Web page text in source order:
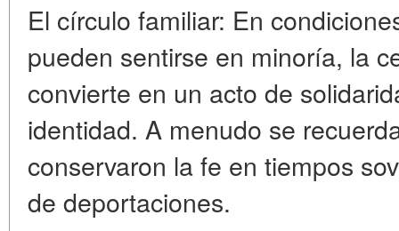
El círculo familiar: En
pueden sentirse en minoría, la
convierte en un acto de
identidad. A menudo se
conservaron la fe en tiempos
de deportaciones.